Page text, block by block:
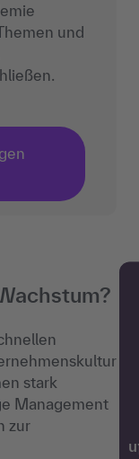
und
stark
Management
zur